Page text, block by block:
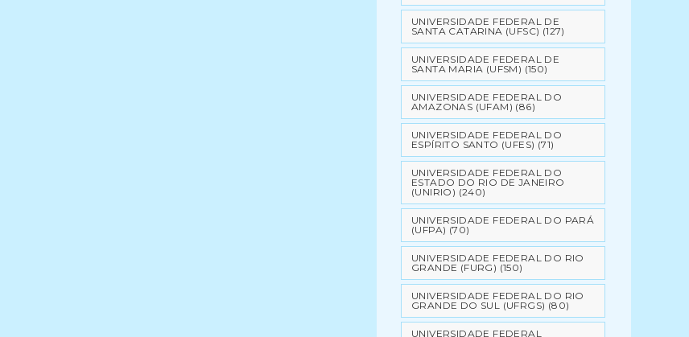
UNIVERSIDADE FEDERAL DE
SANTA CATARINA (UFSC) (127)
UNIVERSIDADE FEDERAL DE
SANTA MARIA (UFSM) (150)
UNIVERSIDADE FEDERAL DO
AMAZONAS (UFAM) (86)
UNIVERSIDADE FEDERAL DO
ESPÍRITO SANTO (UFES) (71)
UNIVERSIDADE FEDERAL DO
ESTADO DO RIO DE JANEIRO
(UNIRIO) (240)
UNIVERSIDADE FEDERAL DO PARÁ
(UFPA) (70)
UNIVERSIDADE FEDERAL DO RIO
GRANDE (FURG) (150)
UNIVERSIDADE FEDERAL DO RIO
GRANDE DO SUL (UFRGS) (80)
UNIVERSIDADE FEDERAL